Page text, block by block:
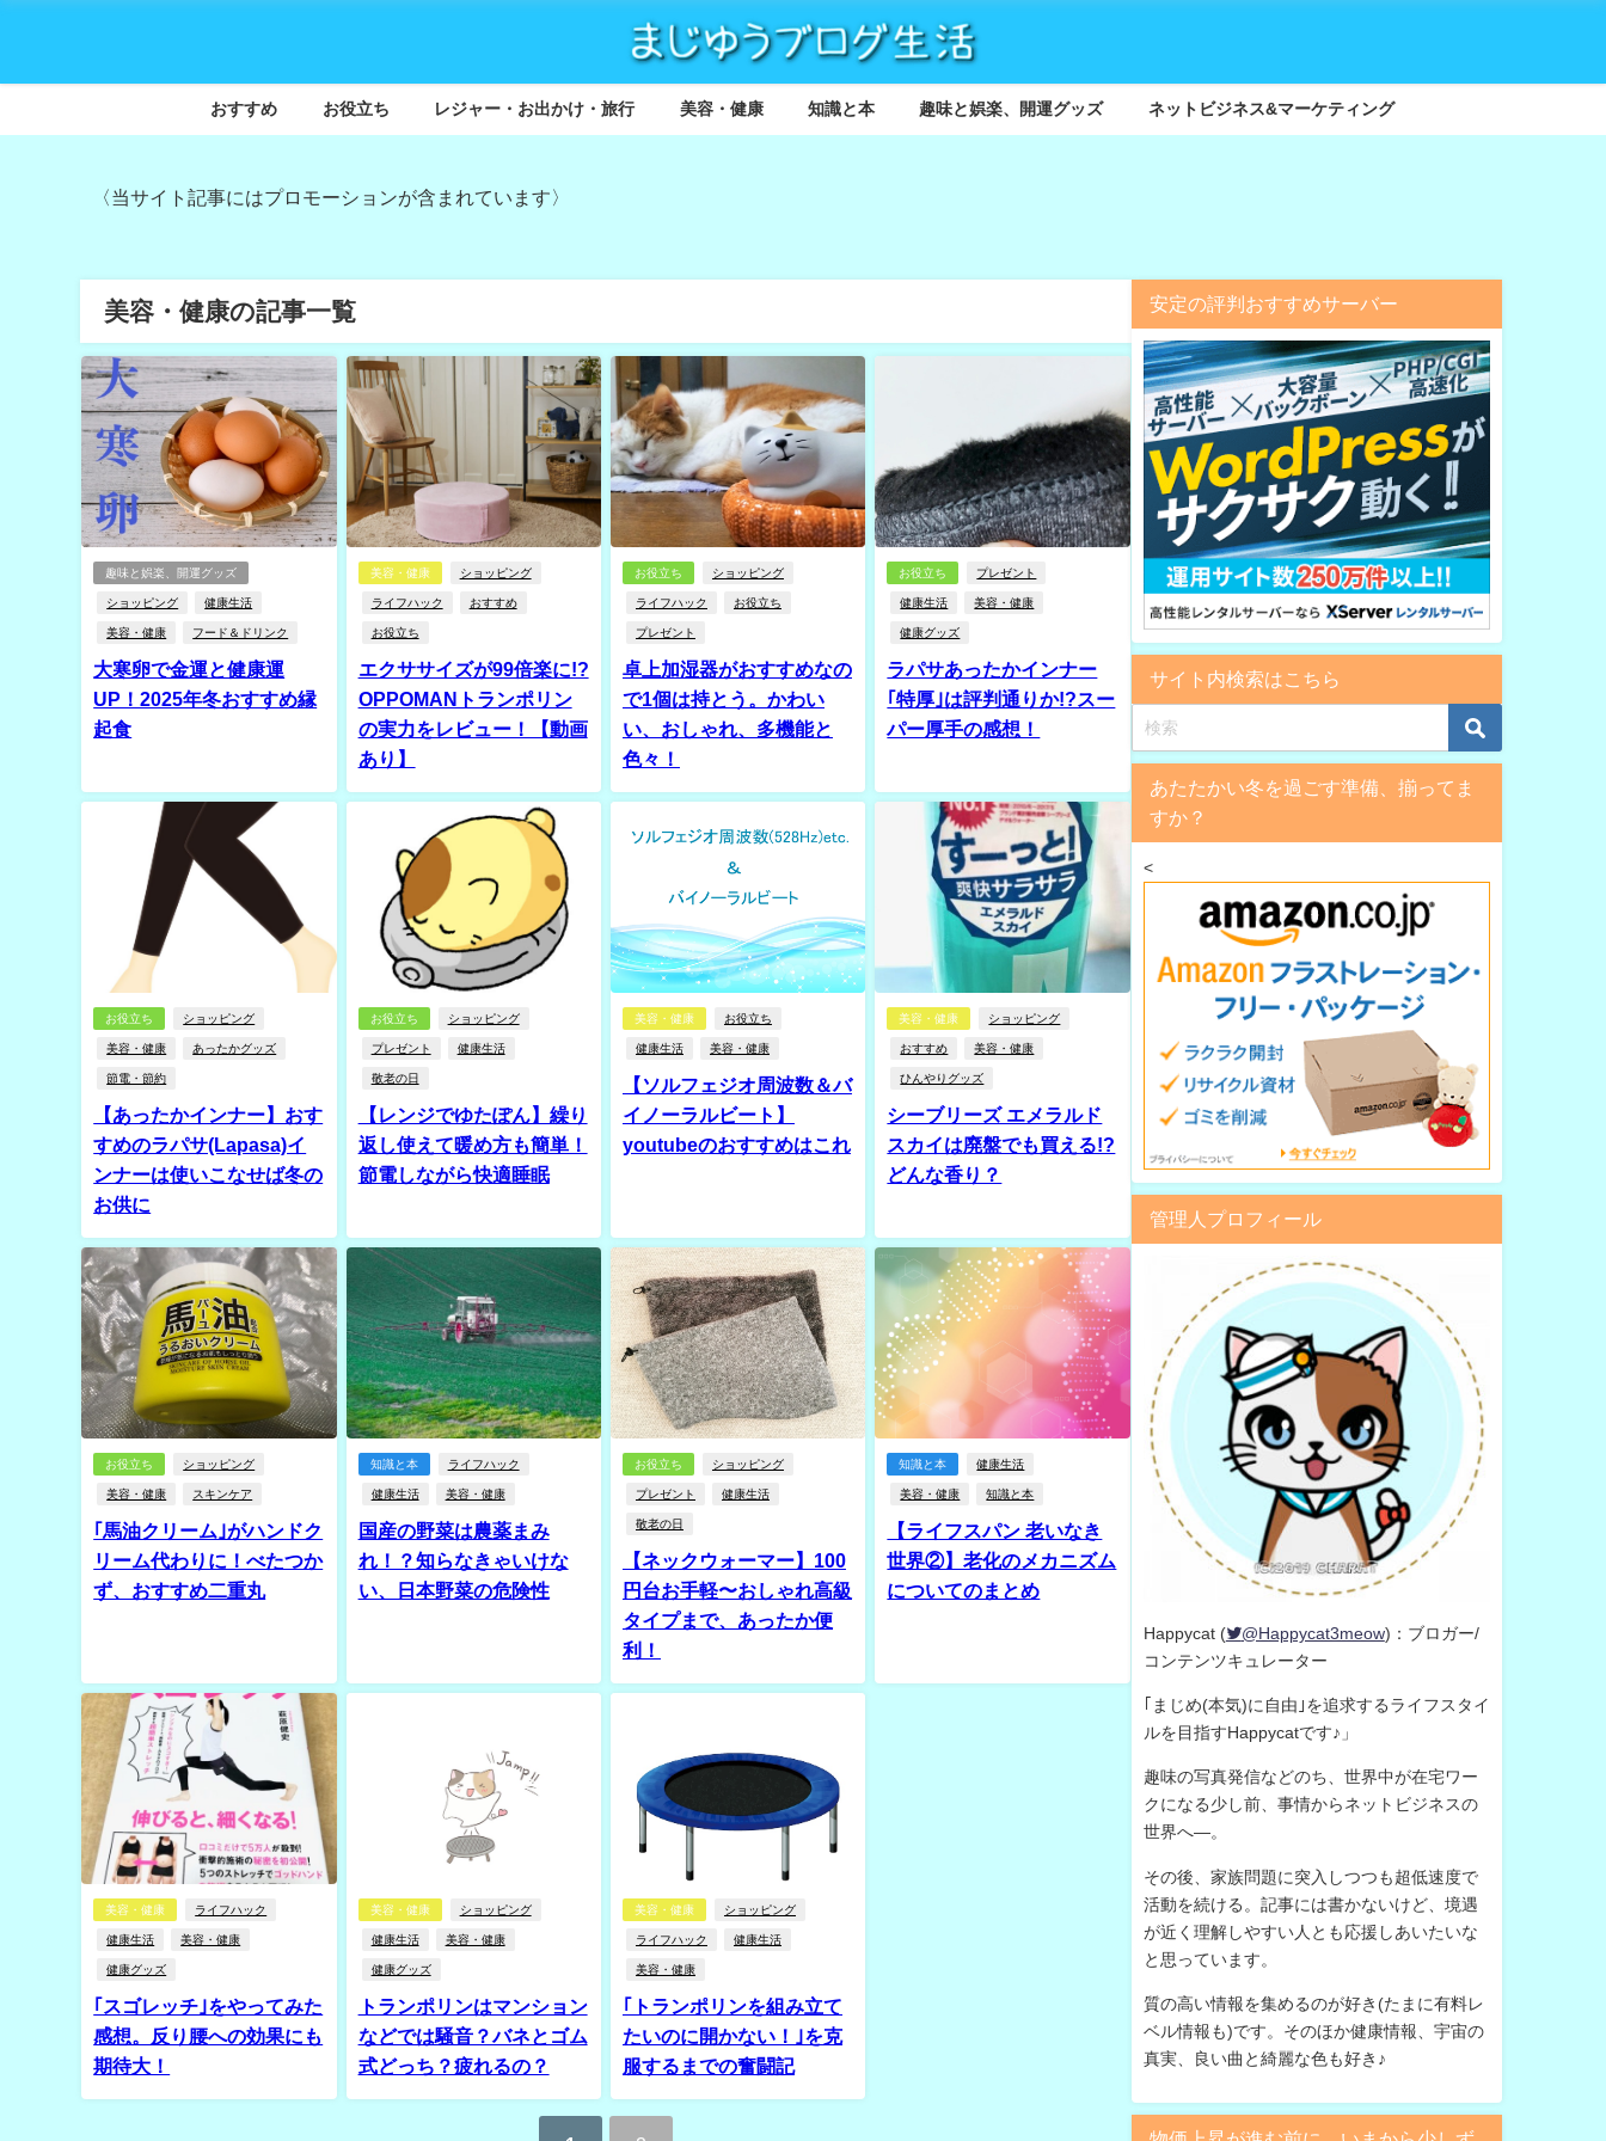
おすすめ お役立ち レジャー・お出かけ・旅行 美容・健康 知識と本 趣味と娯楽、開運グッズ ネットビジネス&マーケティング
〈当サイト記事にはプロモーションが含まれています〉
美容・健康の記事一覧
趣味と娯楽、開運グッズ
ショッピング 健康生活
美容・健康 フード＆ドリンク
大寒卵で金運と健康運
UP！2025年冬おすすめ縁
起食
美容・健康 ショッピング
ライフハック おすすめ
お役立ち
エクササイズが99倍楽に!?
OPPOMANトランポリン
の実力をレビュー！【動画
あり】
お役立ち ショッピング
ライフハック お役立ち
プレゼント
卓上加湿器がおすすめなの
で1個は持とう。かわい
い、おしゃれ、多機能と
色々！
お役立ち プレゼント
健康生活 美容・健康
健康グッズ
ラパサあったかインナー
｢特厚｣は評判通りか!?スー
パー厚手の感想！
お役立ち ショッピング
美容・健康 あったかグッズ
節電・節約
【あったかインナー】おす
すめのラパサ(Lapasa)イ
ンナーは使いこなせば冬の
お供に
お役立ち ショッピング
プレゼント 健康生活
敬老の日
【レンジでゆたぽん】繰り
返し使えて暖め方も簡単！
節電しながら快適睡眠
美容・健康 お役立ち
健康生活 美容・健康
【ソルフェジオ周波数＆バ
イノーラルビート】
youtubeのおすすめはこれ
美容・健康 ショッピング
おすすめ 美容・健康
ひんやりグッズ
シーブリーズ エメラルド
スカイは廃盤でも買える!?
どんな香り？
お役立ち ショッピング
美容・健康 スキンケア
｢馬油クリーム｣がハンドク
リーム代わりに！べたつか
ず、おすすめ二重丸
知識と本 ライフハック
健康生活 美容・健康
国産の野菜は農薬まみ
れ！？知らなきゃいけな
い、日本野菜の危険性
お役立ち ショッピング
プレゼント 健康生活
敬老の日
【ネックウォーマー】100
円台お手軽〜おしゃれ高級
タイプまで、あったか便
利！
知識と本 健康生活
美容・健康 知識と本
【ライフスパン 老いなき
世界②】老化のメカニズム
についてのまとめ
美容・健康 ライフハック
健康生活 美容・健康
健康グッズ
｢スゴレッチ｣をやってみた
感想。反り腰への効果にも
期待大！
美容・健康 ショッピング
健康生活 美容・健康
健康グッズ
トランポリンはマンション
などでは騒音？バネとゴム
式どっち？疲れるの？
美容・健康 ショッピング
ライフハック 健康生活
美容・健康
｢トランポリンを組み立て
たいのに開かない！｣を克
服するまでの奮闘記
安定の評判おすすめサーバー
サイト内検索はこちら
あたたかい冬を過ごす準備、揃ってま
すか？
<
管理人プロフィール
Happycat ( @Happycat3meow)：ブロガー/
コンテンツキュレーター
｢まじめ(本気)に自由｣を追求するライフスタイ
ルを目指すHappycatです♪」
趣味の写真発信などのち、世界中が在宅ワー
クになる少し前、事情からネットビジネスの
世界へ—。
その後、家族問題に突入しつつも超低速度で
活動を続ける。記事には書かないけど、境遇
が近く理解しやすい人とも応援しあいたいな
と思っています。
質の高い情報を集めるのが好き(たまに有料レ
ベル情報も)です。そのほか健康情報、宇宙の
真実、良い曲と綺麗な色も好き♪